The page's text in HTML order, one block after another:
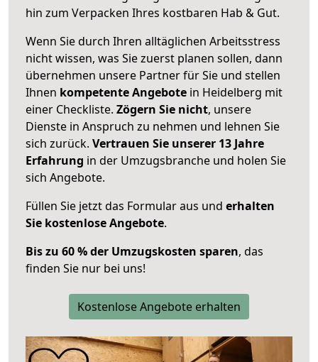
hin zum Verpacken Ihres kostbaren Hab & Gut.
Wenn Sie durch Ihren alltäglichen Arbeitsstress
nicht wissen, was Sie zuerst planen sollen, dann
übernehmen unsere Partner für Sie und stellen
Ihnen kompetente Angebote in Heidelberg mit
einer Checkliste. Zögern Sie nicht, unsere
Dienste in Anspruch zu nehmen und lehnen Sie
sich zurück. Vertrauen Sie unserer 13 Jahre
Erfahrung in der Umzugsbranche und holen Sie
sich Angebote.
Füllen Sie jetzt das Formular aus und erhalten
Sie kostenlose Angebote.
Bis zu 60 % der Umzugskosten sparen, das
finden Sie nur bei uns!
Kostenlose Angebote erhalten